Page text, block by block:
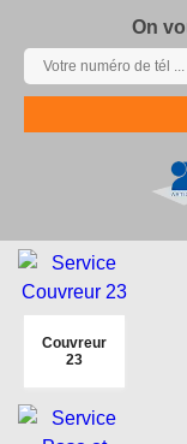
On
Couvreur
23